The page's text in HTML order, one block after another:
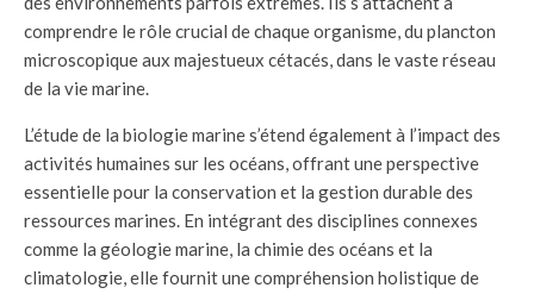
comprendre le rôle crucial de chaque organisme, du plancton
microscopique aux majestueux cétacés, dans le vaste réseau
de la vie marine.
L’étude de la biologie marine s’étend également à l’impact des
activités humaines sur les océans, offrant une perspective
essentielle pour la conservation et la gestion durable des
ressources marines. En intégrant des disciplines connexes
comme la géologie marine, la chimie des océans et la
climatologie, elle fournit une compréhension holistique de